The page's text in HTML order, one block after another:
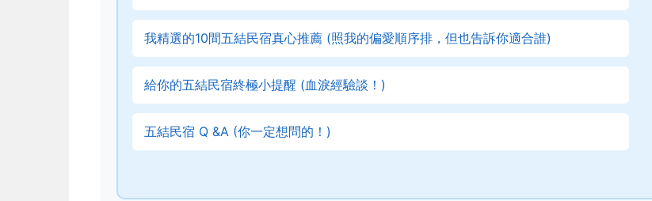
我精選的10間五結民宿真心推薦 (照我的偏愛順序排，但也告訴你適合誰)
給你的五結民宿終極小提醒 (血淚經驗談！)
五結民宿 Q &A (你一定想問的！)